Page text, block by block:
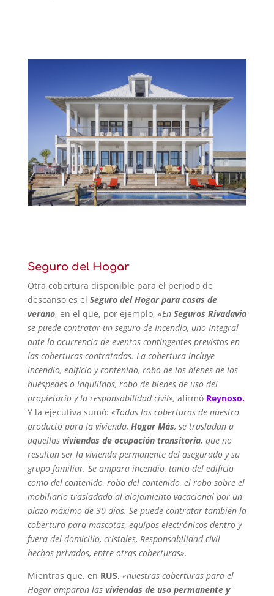
Seguro del Hogar
Otra cobertura disponible para el periodo de
descanso es el Seguro del Hogar para casas de
verano, en el que, por ejemplo, «En Seguros Rivadavia
se puede contratar un seguro de Incendio, uno Integral
ante la ocurrencia de eventos contingentes previstos en
las coberturas contratadas. La cobertura incluye
incendio, edificio y contenido, robo de los bienes de los
huéspedes o inquilinos, robo de bienes de uso del
propietario y la responsabilidad civil», afirmó Reynoso.
Y la ejecutiva sumó: «Todas las coberturas de nuestro
producto para la vivienda, Hogar Más, se trasladan a
aquellas viviendas de ocupación transitoria, que no
resultan ser la vivienda permanente del asegurado y su
grupo familiar. Se ampara incendio, tanto del edificio
como del contenido, robo del contenido, el robo sobre el
mobiliario trasladado al alojamiento vacacional por un
plazo máximo de 30 días. Se puede contratar también la
cobertura para mascotas, equipos electrónicos dentro y
fuera del domicilio, cristales, Responsabilidad civil
hechos privados, entre otras coberturas».
Mientras que, en RUS, «nuestras coberturas para el
Hogar amparan las viviendas de uso permanente y